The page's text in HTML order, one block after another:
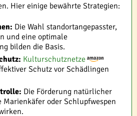
Hier einige bewährte Strategien:
Die Wahl standortangepasster,
und eine optimale
bilden die Basis.
Kulturschutznetze
Schutz vor Schädlingen
Die Förderung natürlicher
Marienkäfer oder Schlupfwespen